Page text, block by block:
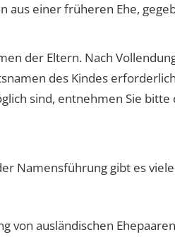
aus einer früheren Ehe,
der Eltern. Nach
des Kindes
sind, entnehmen Sie
Namensführung gibt es
von ausländischen